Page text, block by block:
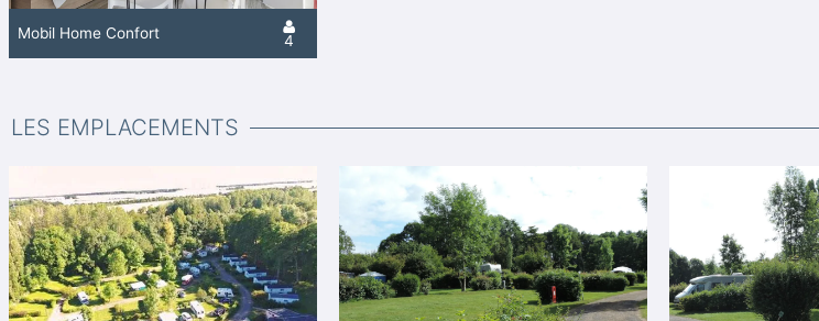
Mobil Home Confort 4
LES EMPLACEMENTS